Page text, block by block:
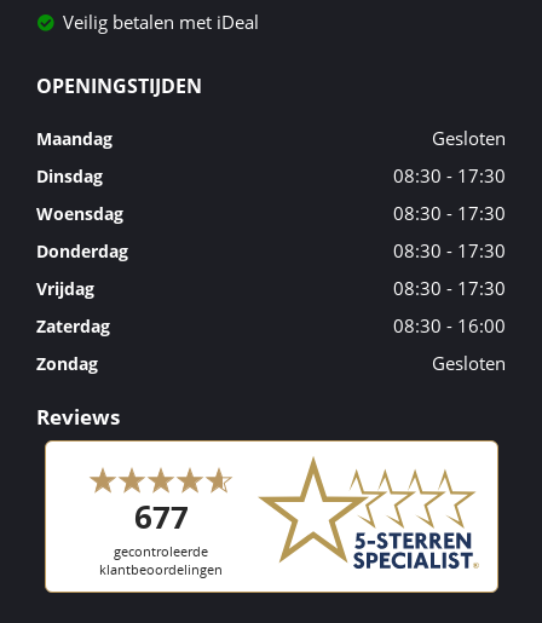
Veilig betalen met iDeal
OPENINGSTIJDEN
Maandag Gesloten
Dinsdag 08:30 - 17:30
Woensdag 08:30 - 17:30
Donderdag 08:30 - 17:30
Vrijdag 08:30 - 17:30
Zaterdag 08:30 - 16:00
Zondag Gesloten
Reviews